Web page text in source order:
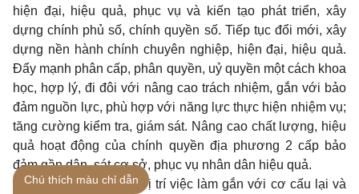
hiện đại, hiệu quả, phục vụ và kiến tạo phát triển, xây
dựng chính phủ số, chính quyền số. Tiếp tục đổi mới, xây
dựng nền hành chính chuyên nghiệp, hiện đại, hiệu quả.
Đẩy mạnh phân cấp, phân quyền, uỷ quyền một cách khoa
học, hợp lý, đi đôi với nâng cao trách nhiệm, gắn với bảo
đảm nguồn lực, phù hợp với năng lực thực hiện nhiệm vụ;
tăng cường kiểm tra, giám sát. Nâng cao chất lượng, hiệu
quả hoạt động của chính quyền địa phương 2 cấp bảo
đảm gần dân, sát cơ sở, phục vụ nhân dân hiệu quả.
Hoàn thiện các đề án vị trí việc làm gắn với cơ cấu lại và
Chú thích màu chỉ dẫn